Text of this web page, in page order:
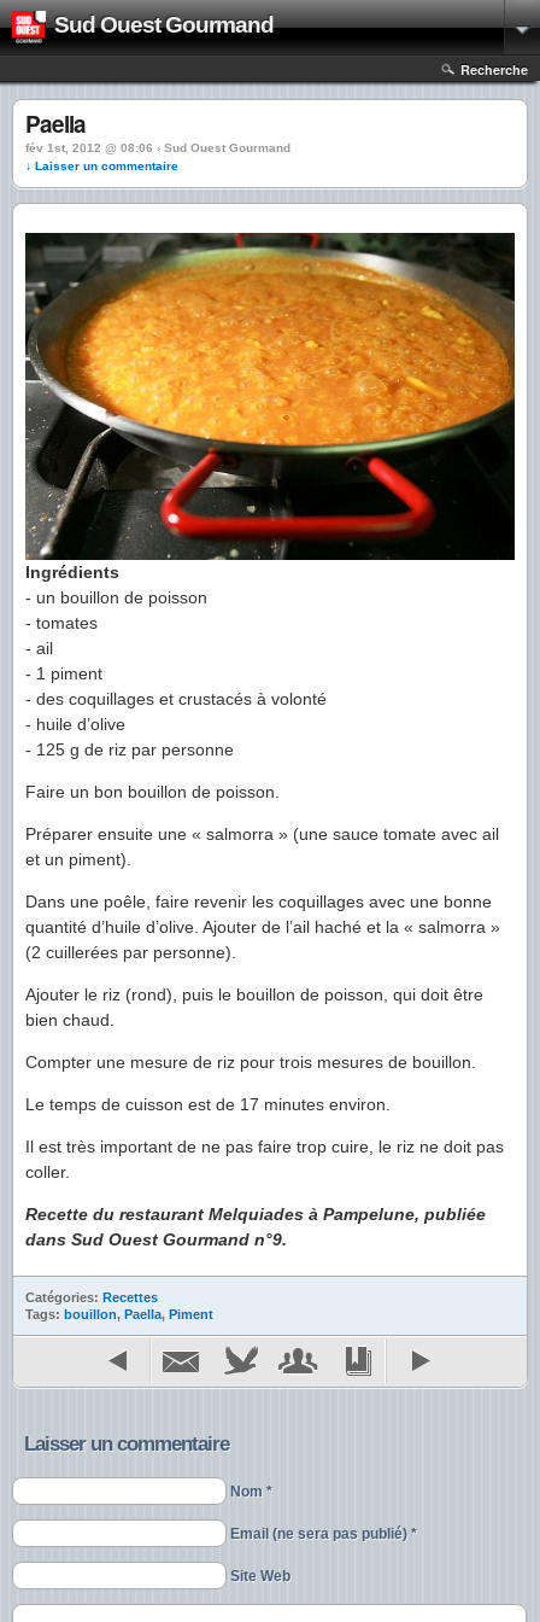
Sud Ouest Gourmand
Recherche
Paella
fév 1st, 2012 @ 08:06 › Sud Ouest Gourmand
↓ Laisser un commentaire
Ingrédients
- un bouillon de poisson
- tomates
- ail
- 1 piment
- des coquillages et crustacés à volonté
- huile d’olive
- 125 g de riz par personne
Faire un bon bouillon de poisson.
Préparer ensuite une « salmorra » (une sauce tomate avec ail
et un piment).
Dans une poêle, faire revenir les coquillages avec une bonne
quantité d’huile d’olive. Ajouter de l’ail haché et la « salmorra »
(2 cuillerées par personne).
Ajouter le riz (rond), puis le bouillon de poisson, qui doit être
bien chaud.
Compter une mesure de riz pour trois mesures de bouillon.
Le temps de cuisson est de 17 minutes environ.
Il est très important de ne pas faire trop cuire, le riz ne doit pas
coller.
Recette du restaurant Melquiades à Pampelune, publiée
dans Sud Ouest Gourmand n°9.
Catégories: Recettes
Tags: bouillon, Paella, Piment
Laisser un commentaire
Nom *
Email (ne sera pas publié) *
Site Web